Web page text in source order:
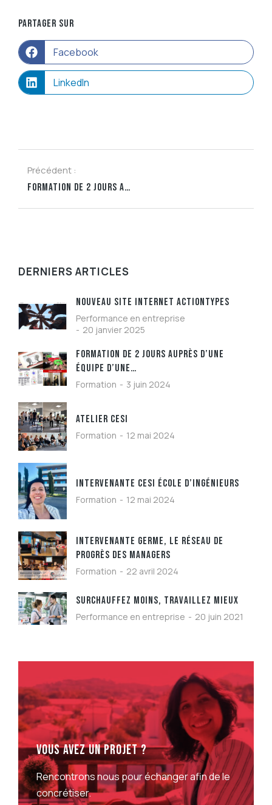
PARTAGER SUR
Facebook
LinkedIn
Précédent :
FORMATION DE 2 JOURS AUPRÈS D’UNE ÉQUIPE D’UNE AGENCE IMMOBILIÈRE
DERNIERS ARTICLES
NOUVEAU SITE INTERNET ACTIONTYPES
Performance en entreprise
20 janvier 2025
FORMATION DE 2 JOURS AUPRÈS D’UNE
ÉQUIPE D’UNE…
Formation 3 juin 2024
ATELIER CESI
Formation 12 mai 2024
INTERVENANTE CESI ÉCOLE D’INGÉNIEURS
Formation 12 mai 2024
INTERVENANTE GERME, LE RÉSEAU DE
PROGRÈS DES MANAGERS
Formation 22 avril 2024
SURCHAUFFEZ MOINS, TRAVAILLEZ MIEUX
Performance en entreprise 20 juin 2021
VOUS AVEZ UN PROJET ?
Rencontrons nous pour échanger afin de le
concrétiser.